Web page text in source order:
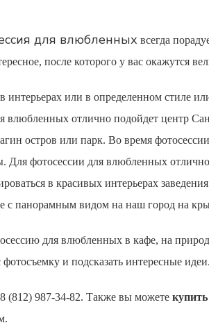
для влюбленных всегда
после которого у вас окажутся
интерьерах или в определенном стиле
влюбленных отлично подойдет центр
остров или парк. Во время
Для фотосессии для влюбленных
в красивых интерьерах
с панорамным видом на наш город на
для влюбленных в кафе, на
и подсказать интересные идеи.
(812) 987-34-82. Также вы можете